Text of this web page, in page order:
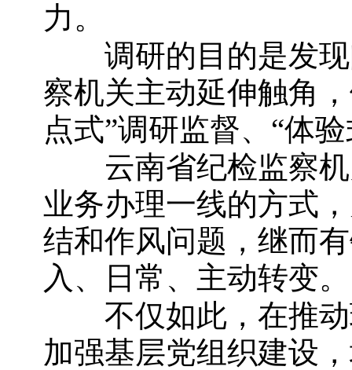
力。
调研的目的是发现
察机关主动延伸触角
点式”调研监督、“体
云南省纪检监察机
业务办理一线的方式
结和作风问题，继而
入、日常、主动转变。
不仅如此，在推动
加强基层党组织建设